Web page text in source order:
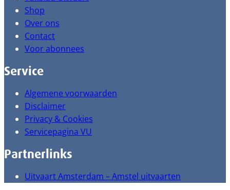
Shop
Over ons
Contact
Voor abonnees
Service
Algemene voorwaarden
Disclaimer
Privacy & Cookies
Servicepagina VU
Partnerlinks
Uitvaart Amsterdam – Amstel uitvaarten